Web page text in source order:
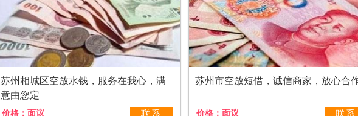
苏州相城区空放水钱，服务在我心，满
意由您定
价格： 面议 联系
苏州市空放短借，诚信商家，放心合
价格： 面议 联系